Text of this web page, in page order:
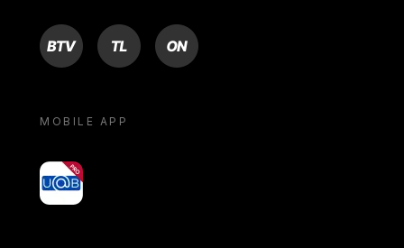
BTV TL ON
MOBILE APP
yoU@B